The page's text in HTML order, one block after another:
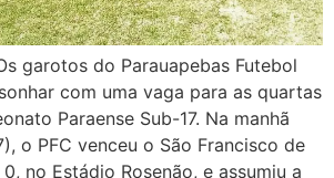
garotos do Parauapebas Futebol
com uma vaga para as quartas
Paraense Sub-17. Na manhã
o PFC venceu o São Francisco de
no Estádio Rosenão, e assumiu a